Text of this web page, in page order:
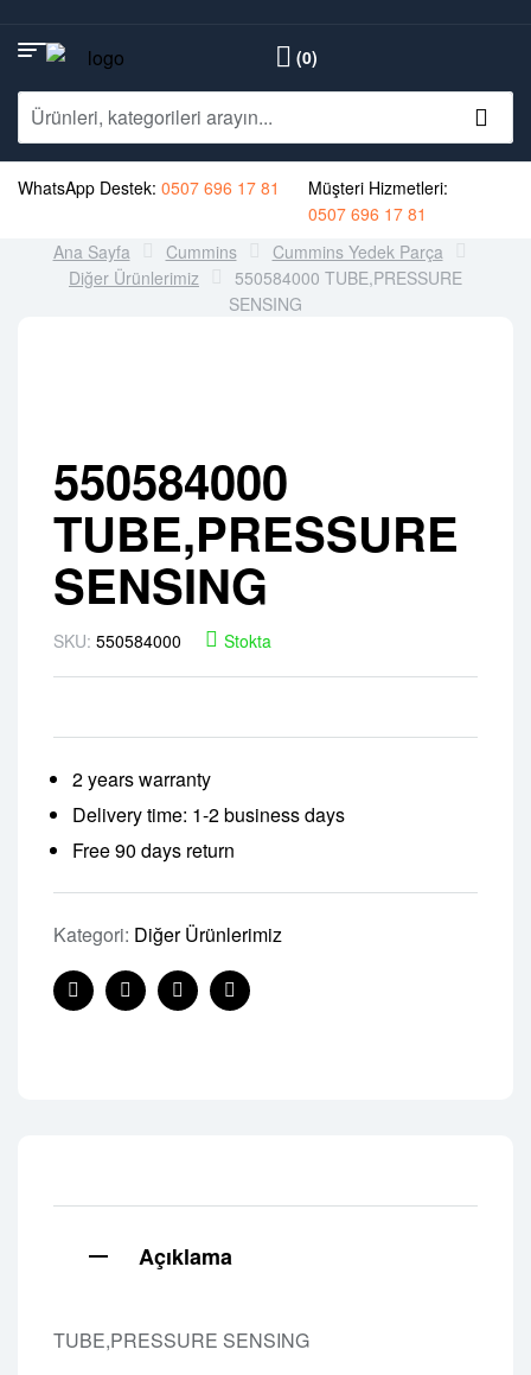
(0)
WhatsApp Destek: 0507 696 17 81
Müşteri Hizmetleri:
0507 696 17 81
Ana Sayfa
Cummins
Cummins Yedek Parça
Diğer Ürünlerimiz
550584000 TUBE,PRESSURE
SENSING
550584000
TUBE,PRESSURE
SENSING
SKU: 550584000 Stokta
2 years warranty
Delivery time: 1-2 business days
Free 90 days return
Kategori: Diğer Ürünlerimiz
FacebookTwitterLinkedinPinterest
Açıklama
TUBE,PRESSURE SENSING